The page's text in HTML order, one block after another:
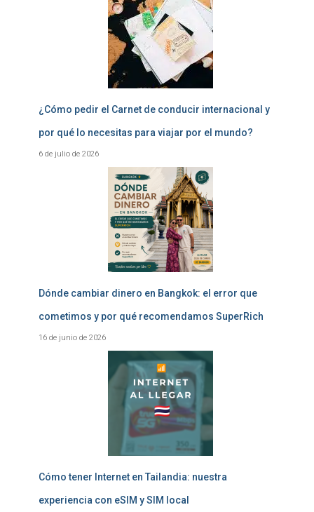
¿Cómo pedir el Carnet de conducir internacional y
por qué lo necesitas para viajar por el mundo?
6 de julio de 2026
Dónde cambiar dinero en Bangkok: el error que
cometimos y por qué recomendamos SuperRich
16 de junio de 2026
Cómo tener Internet en Tailandia: nuestra
experiencia con eSIM y SIM local